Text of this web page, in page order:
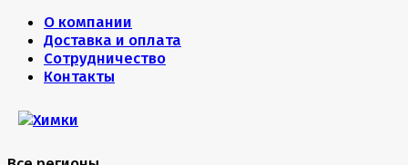
О компании
Доставка и оплата
Сотрудничество
Контакты